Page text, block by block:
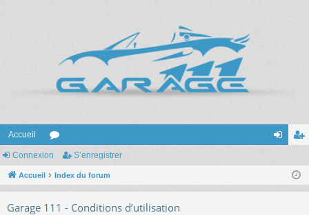
Accueil
or
u nr
Connexion S’enregistrer
Accueil Index du forum
Garage 111 - Conditions d’utilisation